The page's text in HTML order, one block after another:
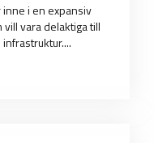
i en expansiv
vara delaktiga till